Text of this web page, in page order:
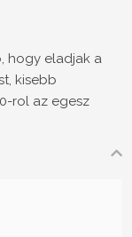
hogy eladjak a
kisebb
rol az egesz